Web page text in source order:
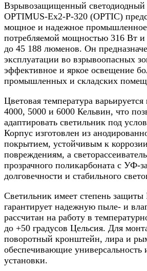
Взрывозащищенный светодиодный
OPTIMUS-Ex2-P-320 (OPTIC)
мощное и надежное
потребляемой мощностью 316 Вт
до 45 188 люменов. Он
эксплуатации во взрывоопасных
эффективное и яркое освещение
промышленных и складских
Цветовая температура
4000, 5000 и 6000 Кельвин, что
адаптировать светильник под
Корпус изготовлен из
покрытием, устойчивым к
повреждениям, а
прозрачного поликарбоната с УФ-
долговечности и стабильного
Светильник имеет степень защиты
гарантирует надежную пыле- и
рассчитан на работу в
до +50 градусов Цельсия. Для
поворотный кронштейн, лира и
обеспечивающие универсальность
установки.